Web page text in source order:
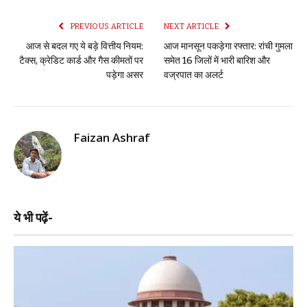
PREVIOUS ARTICLE
आज से बदल गए ये बड़े वित्तीय नियम:
टैक्स, क्रेडिट कार्ड और गैस कीमतों पर
पड़ेगा असर
NEXT ARTICLE
आज मानसून पकड़ेगा रफ्तार: रांची गुमला
समेत 16 जिलों में भारी बारिश और
वज्रपात का अलर्ट
Faizan Ashraf
ये भी पढ़ें-